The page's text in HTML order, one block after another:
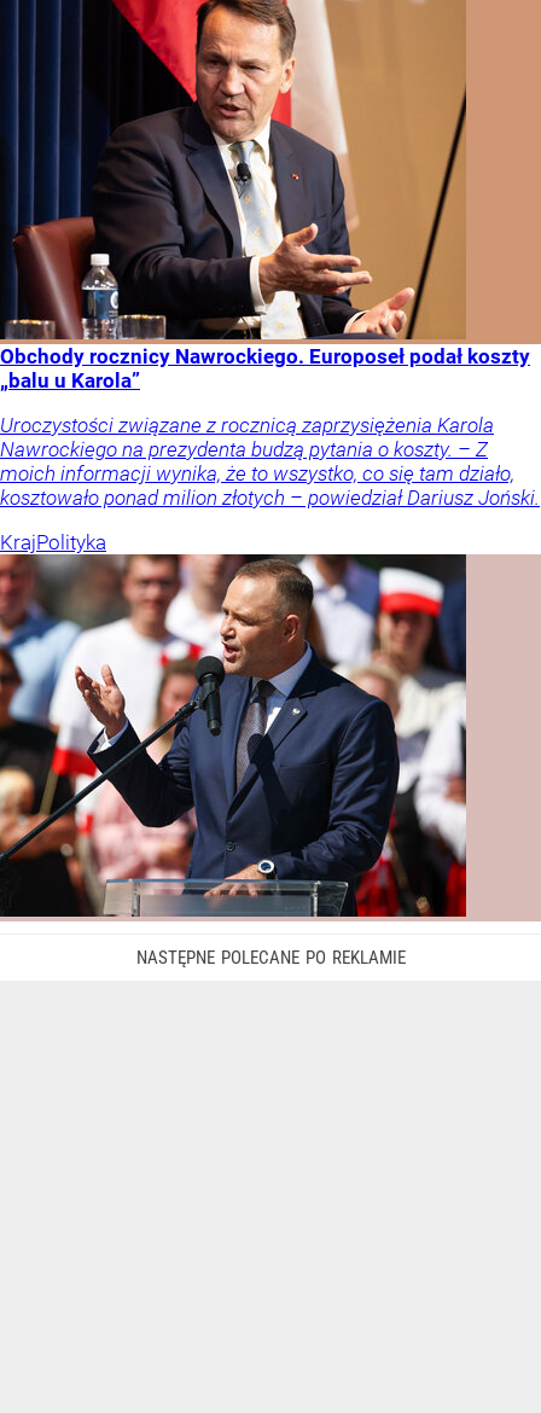
Obchody rocznicy Nawrockiego. Europoseł podał koszty
„balu u Karola”
Uroczystości związane z rocznicą zaprzysiężenia Karola
Nawrockiego na prezydenta budzą pytania o koszty. – Z
moich informacji wynika, że to wszystko, co się tam działo,
kosztowało ponad milion złotych – powiedział Dariusz Joński.
KrajPolityka